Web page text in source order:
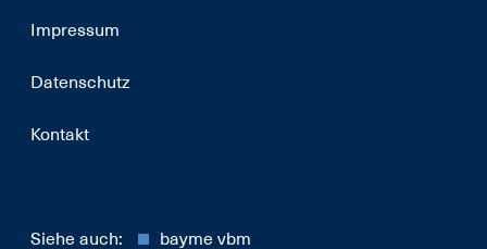
Impressum
Datenschutz
Kontakt
Siehe auch: bayme vbm